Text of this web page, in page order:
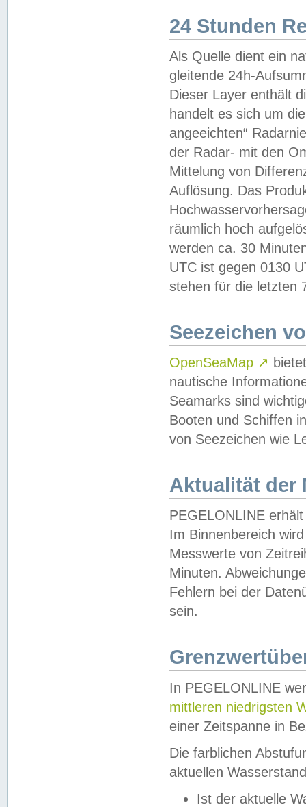
24 Stunden
Als Quelle dient ein
gleitende 24h-
Dieser Layer enthält
handelt es sich um
angeeichten“
der Radar- mit den
Mittelung von
Auflösung. Das
räumlich hoch
werden ca. 30
UTC ist gegen 0130
stehen für die letzten
Seezeichen
OpenSeaMap ↗
nautische
Seamarks sind
Booten und Schiffen
von Seezeichen wie
Aktualität der
PEGELONLINE
Im Binnenbereich
Messwerte von
Minuten.
Fehlern bei der
sein.
In PEGELONLINE
mittleren niedrigsten
einer Zeitspanne in
Die farblichen
aktuellen
Ist der aktuelle